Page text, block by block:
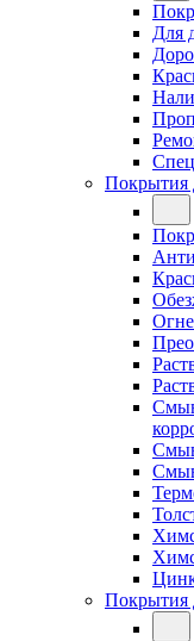
Для
Покрытия
Покрытия